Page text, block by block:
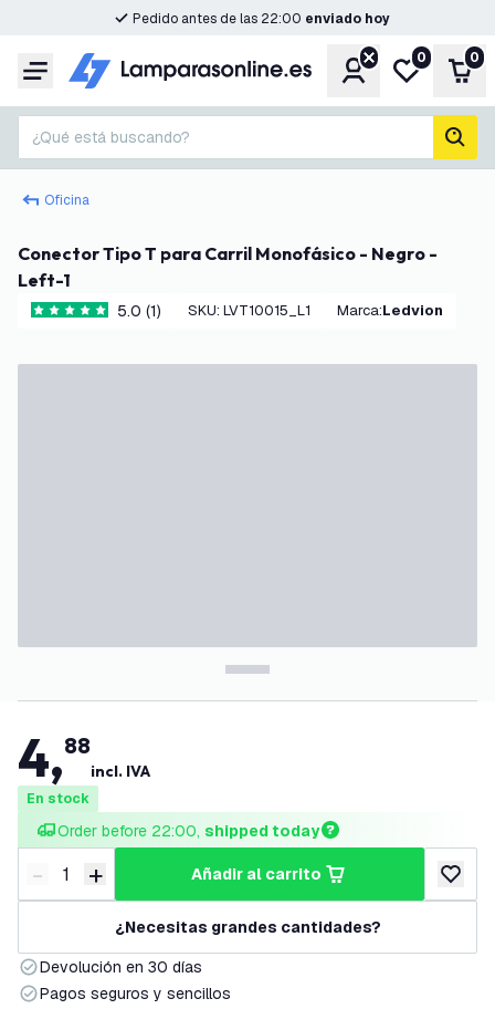
Pedido antes de las 22:00 enviado hoy
Menú CuentaMi lista de
0 0
¿Qué está buscando?
Oficina
Conector Tipo T para Carril Monofásico - Negro -
Left-1
5 estrellas de puntuación
5.0 (1) SKU: LVT10015_L1 Marca: Ledvion
4,88
incl. IVA
En stock
Order before 22:00, shipped today
Disminuir cantidad
- Aumentar cantidad
+ añadir al carrito
añadir
¿Necesitas grandes cantidades?
Devolución en 30 días
Pagos seguros y sencillos